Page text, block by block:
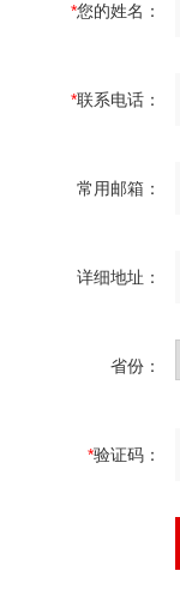
*您的姓名：
*联系电话：
常用邮箱：
详细地址：
省份：
*验证码：